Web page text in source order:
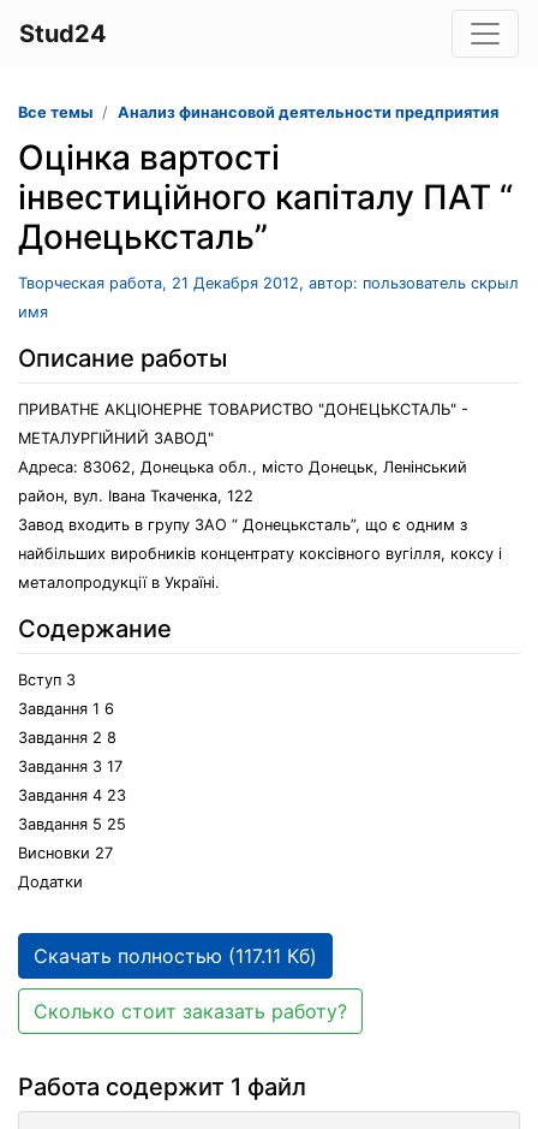
Stud24
Все темы Анализ финансовой деятельности предприятия
Оцінка вартості
інвестиційного капіталу ПАТ “
Донецьксталь”
Творческая работа, 21 Декабря 2012, автор: пользователь скрыл
имя
Описание работы
ПРИВАТНЕ АКЦІОНЕРНЕ ТОВАРИСТВО "ДОНЕЦЬКСТАЛЬ" -
МЕТАЛУРГІЙНИЙ ЗАВОД"
Адреса: 83062, Донецька обл., місто Донецьк, Ленінський
район, вул. Івана Ткаченка, 122
Завод входить в групу ЗАО “ Донецьксталь”, що є одним з
найбільших виробників концентрату коксівного вугілля, коксу і
металопродукції в Україні.
Содержание
Вступ 3
Завдання 1 6
Завдання 2 8
Завдання 3 17
Завдання 4 23
Завдання 5 25
Висновки 27
Додатки
Скачать полностью (117.11 Кб)
Сколько стоит заказать работу?
Работа содержит 1 файл